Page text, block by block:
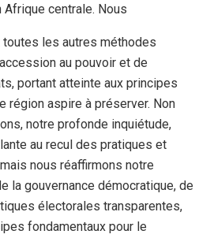
Afrique centrale. Nous
les autres méthodes
au pouvoir et de
portant atteinte aux principes
région aspire à préserver. Non
notre profonde inquiétude,
au recul des pratiques et
nous réaffirmons notre
la gouvernance démocratique, de
électorales transparentes,
fondamentaux pour le